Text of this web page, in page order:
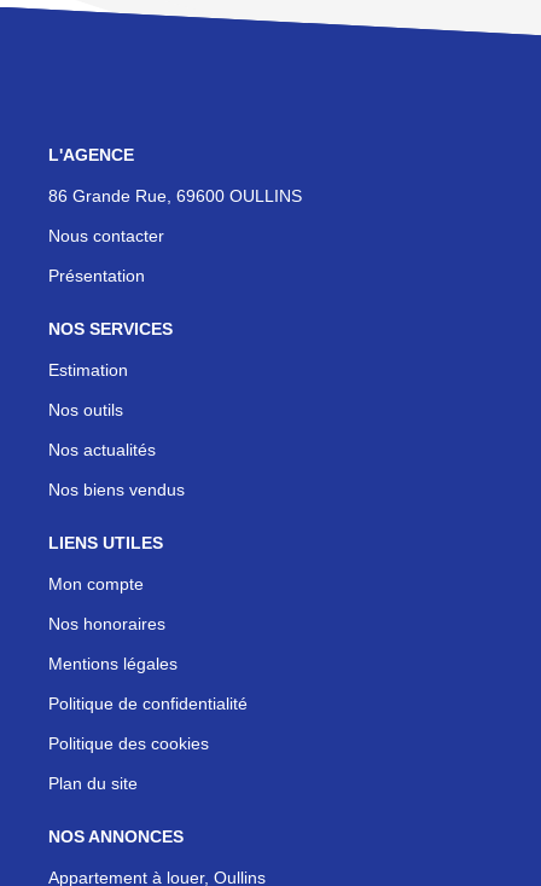
L'AGENCE
86 Grande Rue, 69600 OULLINS
Nous contacter
Présentation
NOS SERVICES
Estimation
Nos outils
Nos actualités
Nos biens vendus
LIENS UTILES
Mon compte
Nos honoraires
Mentions légales
Politique de confidentialité
Politique des cookies
Plan du site
NOS ANNONCES
Appartement à louer, Oullins